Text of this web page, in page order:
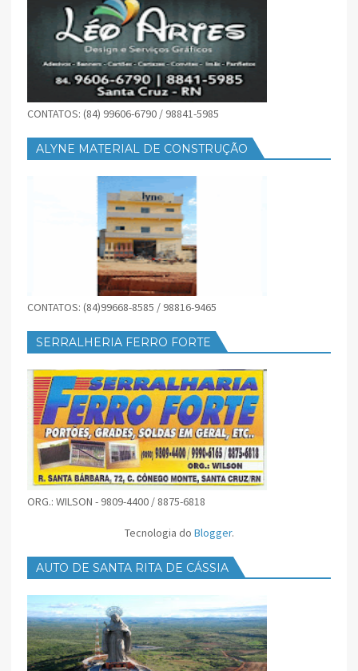
CONTATOS: (84) 99606-6790 / 98841-5985
ALYNE MATERIAL DE CONSTRUÇÃO
CONTATOS: (84)99668-8585 / 98816-9465
SERRALHERIA FERRO FORTE
ORG.: WILSON - 9809-4400 / 8875-6818
Tecnologia do Blogger.
AUTO DE SANTA RITA DE CÁSSIA